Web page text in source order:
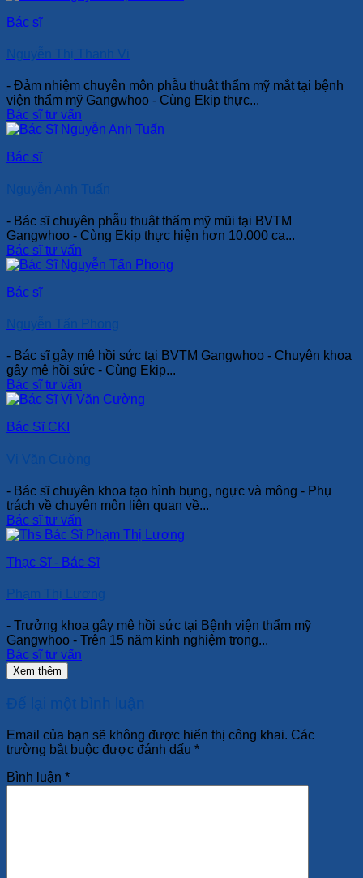
Bác sĩ
Nguyễn Thị Thanh Vi
- Đảm nhiệm chuyên môn phẫu thuật thẩm mỹ mắt tại bệnh
viện thẩm mỹ Gangwhoo - Cùng Ekip thực...
Bác sĩ tư vấn
Bác sĩ
Nguyễn Anh Tuấn
- Bác sĩ chuyên phẫu thuật thẩm mỹ mũi tại BVTM
Gangwhoo - Cùng Ekip thực hiện hơn 10.000 ca...
Bác sĩ tư vấn
Bác sĩ
Nguyễn Tấn Phong
- Bác sĩ gây mê hồi sức tại BVTM Gangwhoo - Chuyên khoa
gây mê hồi sức - Cùng Ekip...
Bác sĩ tư vấn
Bác Sĩ CKI
Vi Văn Cường
- Bác sĩ chuyên khoa tạo hình bụng, ngực và mông - Phụ
trách về chuyên môn liên quan về...
Bác sĩ tư vấn
Thạc Sĩ - Bác Sĩ
Phạm Thị Lương
- Trưởng khoa gây mê hồi sức tại Bệnh viện thẩm mỹ
Gangwhoo - Trên 15 năm kinh nghiệm trong...
Bác sĩ tư vấn
Xem thêm
Để lại một bình luận
Email của bạn sẽ không được hiển thị công khai. Các
trường bắt buộc được đánh dấu *
Bình luận *